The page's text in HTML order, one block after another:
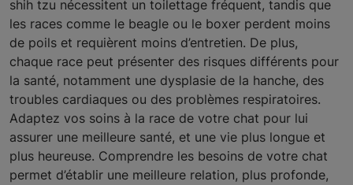
shih tzu nécessitent un toilettage fréquent, tandis que
les races comme le beagle ou le boxer perdent moins
de poils et requièrent moins d’entretien. De plus,
chaque race peut présenter des risques différents pour
la santé, notamment une dysplasie de la hanche, des
troubles cardiaques ou des problèmes respiratoires.
Adaptez vos soins à la race de votre chat pour lui
assurer une meilleure santé, et une vie plus longue et
plus heureuse. Comprendre les besoins de votre chat
permet d’établir une meilleure relation, plus profonde,